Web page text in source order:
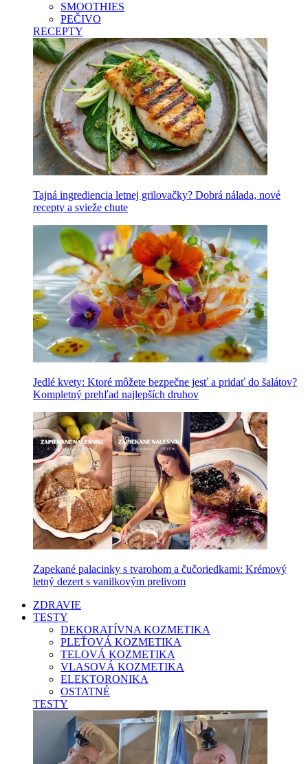
SMOOTHIES
PEČIVO
RECEPTY
Tajná ingrediencia letnej grilovačky? Dobrá nálada, nové
recepty a svieže chute
Jedlé kvety: Ktoré môžete bezpečne jesť a pridať do šalátov?
Kompletný prehľad najlepších druhov
Zapekané palacinky s tvarohom a čučoriedkami: Krémový
letný dezert s vanilkovým prelivom
ZDRAVIE
TESTY
DEKORATÍVNA KOZMETIKA
PLEŤOVÁ KOZMETIKA
TELOVÁ KOZMETIKA
VLASOVÁ KOZMETIKA
ELEKTORONIKA
OSTATNÉ
TESTY